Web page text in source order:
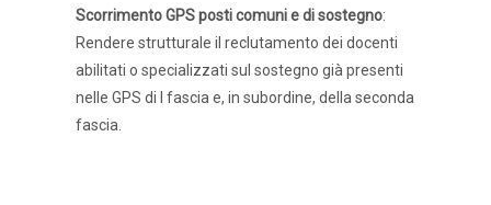
Scorrimento GPS posti comuni e di sostegno:
Rendere strutturale il reclutamento dei docenti
abilitati o specializzati sul sostegno già presenti
nelle GPS di I fascia e, in subordine, della seconda
fascia.